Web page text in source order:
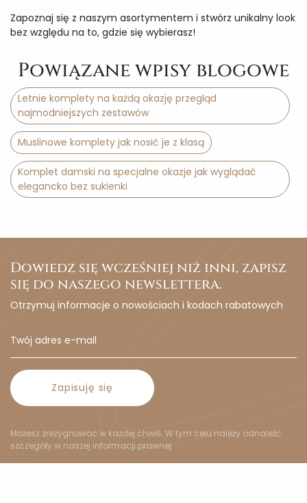
Zapoznaj się z naszym asortymentem i stwórz unikalny look
bez względu na to, gdzie się wybierasz!
Powiązane wpisy blogowe
Letnie komplety na każdą okazję przegląd
najmodniejszych zestawów
Muslinowe komplety jak nosić je z klasą
Komplet damski na specjalne okazje jak wyglądać
elegancko bez sukienki
Dowiedz się wcześniej niż inni, zapisz
się do naszego newslettera.
Otrzymuj informacje o nowościach i kodach rabatowych
Zapisuję się
Możesz zrezygnować w każdej chwili. W tym celu należy odnaleźć
szczegóły w naszej informacji prawnej.